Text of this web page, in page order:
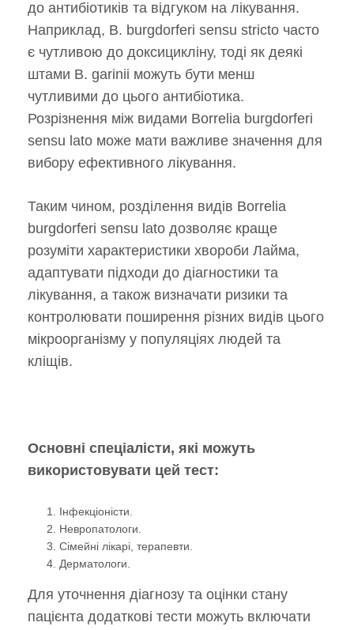
до антибіотиків та відгуком на лікування.
Наприклад, B. burgdorferi sensu stricto часто
є чутливою до доксицикліну, тоді як деякі
штами B. garinii можуть бути менш
чутливими до цього антибіотика.
Розрізнення між видами Borrelia burgdorferi
sensu lato може мати важливе значення для
вибору ефективного лікування.
Таким чином, розділення видів Borrelia
burgdorferi sensu lato дозволяє краще
розуміти характеристики хвороби Лайма,
адаптувати підходи до діагностики та
лікування, а також визначати ризики та
контролювати поширення різних видів цього
мікроорганізму у популяціях людей та
кліщів.
Основні спеціалісти, які можуть
використовувати цей тест:
Інфекціоністи.
Невропатологи.
Сімейні лікарі, терапевти.
Дерматологи.
Для уточнення діагнозу та оцінки стану
пацієнта додаткові тести можуть включати